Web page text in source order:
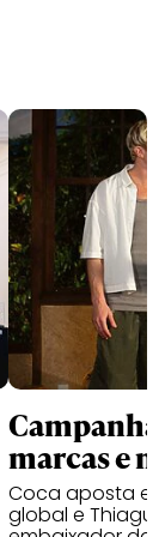
marcas e
Coca aposta
global e